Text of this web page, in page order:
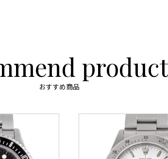
おすすめ商品